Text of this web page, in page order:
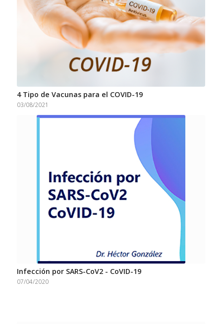
4 Tipo de Vacunas para el COVID-19
03/08/2021
Infección por SARS-CoV2 - CoVID-19
07/04/2020